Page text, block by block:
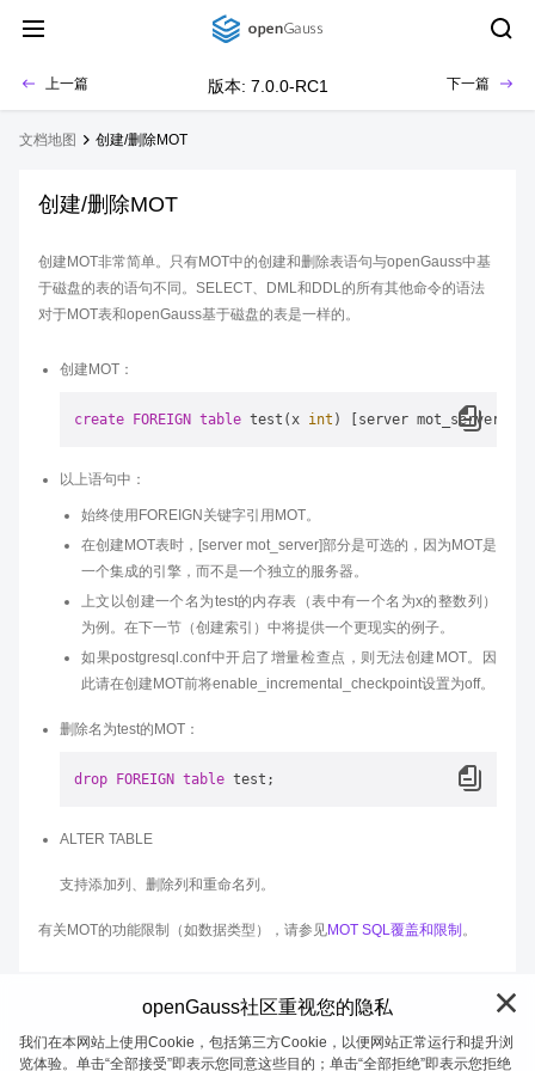
上一篇 版本: 7.0.0-RC1 下一篇
文档地图 创建/删除MOT
创建/删除MOT
创建MOT非常简单。只有MOT中的创建和删除表语句与openGauss中基
于磁盘的表的语句不同。SELECT、DML和DDL的所有其他命令的语法
对于MOT表和openGauss基于磁盘的表是一样的。
创建MOT：
create FOREIGN table test(x int
以上语句中：
始终使用FOREIGN关键字引用MOT。
在创建MOT表时，[server mot_server]部分是可选的，因为MOT是
一个集成的引擎，而不是一个独立的服务器。
上文以创建一个名为test的内存表（表中有一个名为x的整数列）
为例。在下一节（创建索引）中将提供一个更现实的例子。
如果postgresql.conf中开启了增量检查点，则无法创建MOT。因
此请在创建MOT前将enable_incremental_checkpoint设置为off。
删除名为test的MOT：
drop FOREIGN table
ALTER TABLE
支持添加列、删除列和重命名列。
有关MOT的功能限制（如数据类型），请参见MOT SQL覆盖和限制 。
openGauss社区重视您的隐私
我们在本网站上使用Cookie，包括第三方Cookie，以便网站正常运行和提升浏
览体验。单击“全部接受”即表示您同意这些目的；单击“全部拒绝”即表示您拒绝